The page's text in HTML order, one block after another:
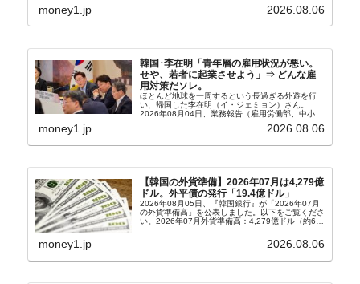
money1.jp 2026.08.06
韓国･李在明「青年層の雇用状況が悪い。
せや、若者に起業させよう」⇒ どんな雇
用対策だソレ。
ほとんど地球を一周するという長過ぎる外遊を行
い、帰国した李在明（イ・ジェミョン）さん。
2026年08月04日、業務報告（雇用労働部、中小ベ
上、韓国大統領に成りおおせた李在明（イ・ジェミ
money1.jp 2026.08.06
【韓国の外貨準備】2026年07月は4,279億
ドル。外平債の発行「19.4億ドル」
2026年08月05日、『韓国銀行』が「2026年07月
の外貨準備高」を公表しました。以下をご覧くださ
い。2026年07月外貨準備高：4,279億ドル（約67
money1.jp 2026.08.06